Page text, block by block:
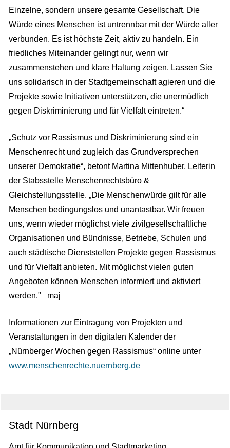
Einzelne, sondern unsere gesamte Gesellschaft. Die
Würde eines Menschen ist untrennbar mit der Würde aller
verbunden. Es ist höchste Zeit, aktiv zu handeln. Ein
friedliches Miteinander gelingt nur, wenn wir
zusammenstehen und klare Haltung zeigen. Lassen Sie
uns solidarisch in der Stadtgemeinschaft agieren und die
Projekte sowie Initiativen unterstützen, die unermüdlich
gegen Diskriminierung und für Vielfalt eintreten.“
„Schutz vor Rassismus und Diskriminierung sind ein
Menschenrecht und zugleich das Grundversprechen
unserer Demokratie“, betont Martina Mittenhuber, Leiterin
der Stabsstelle Menschenrechtsbüro &
Gleichstellungsstelle. „Die Menschenwürde gilt für alle
Menschen bedingungslos und unantastbar. Wir freuen
uns, wenn wieder möglichst viele zivilgesellschaftliche
Organisationen und Bündnisse, Betriebe, Schulen und
auch städtische Dienststellen Projekte gegen Rassismus
und für Vielfalt anbieten. Mit möglichst vielen guten
Angeboten können Menschen informiert und aktiviert
werden." maj
Informationen zur Eintragung von Projekten und
Veranstaltungen in den digitalen Kalender der
„Nürnberger Wochen gegen Rassismus“ online unter
www.menschenrechte.nuernberg.de
Stadt Nürnberg